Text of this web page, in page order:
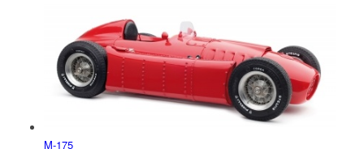
M-175